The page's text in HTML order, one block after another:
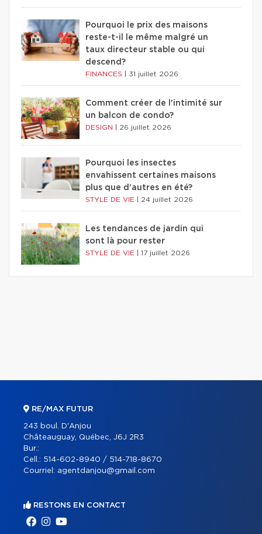
Pourquoi le prix des maisons
reste-t-il le même malgré un
taux directeur stable ou qui
descend?
FINANCES 31 juillet 2026
Comment créer de l'intimité sur
un balcon de condo?
DESIGN 26 juillet 2026
Pourquoi les insectes
envahissent certaines maisons
plus que d'autres en été?
STYLE DE VIE 24 juillet 2026
Les tendances de jardin qui
sont là pour rester
STYLE DE VIE 17 juillet 2026
RE/MAX FUTUR
243 boul. D'Anjou
Châteauguay, Québec, J6J 2R3
Bur.:
Cell.: 514-602-8940 / 514-718-8670
Courriel: agentdanjou@gmail.com
RESTONS EN CONTACT